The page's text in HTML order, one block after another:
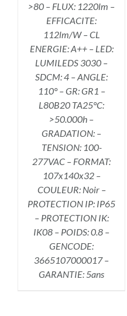
>80 – FLUX: 1220lm –
EFFICACITE:
112lm/W – CL
ENERGIE: A++ – LED:
LUMILEDS 3030 –
SDCM: 4 – ANGLE:
110° – GR: GR1 –
L80B20 TA25°C:
>50.000h –
GRADATION: –
TENSION: 100-
277VAC – FORMAT:
107x140x32 –
COULEUR: Noir –
PROTECTION IP: IP65
– PROTECTION IK:
IK08 – POIDS: 0.8 –
GENCODE:
3665107000017 –
GARANTIE: 5ans